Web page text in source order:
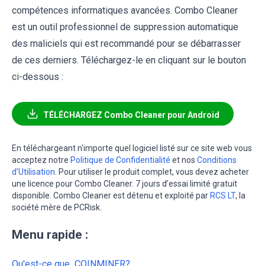
compétences informatiques avancées. Combo Cleaner
est un outil professionnel de suppression automatique
des maliciels qui est recommandé pour se débarrasser
de ces derniers. Téléchargez-le en cliquant sur le bouton
ci-dessous :
TÉLÉCHARGEZ Combo Cleaner pour Android
En téléchargeant n'importe quel logiciel listé sur ce site web vous
acceptez notre Politique de Confidentialité et nos Conditions
d’Utilisation . Pour utiliser le produit complet, vous devez acheter
une licence pour Combo Cleaner. 7 jours d’essai limité gratuit
disponible. Combo Cleaner est détenu et exploité par RCS LT, la
société mère de PCRisk.
Menu rapide :